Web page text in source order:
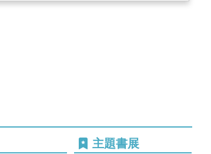
主題書展